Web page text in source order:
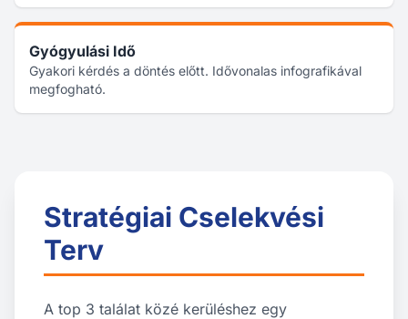
Gyógyulási Idő
Gyakori kérdés a döntés előtt. Idővonalas infografikával
megfogható.
Stratégiai Cselekvési
Terv
A top 3 találat közé kerüléshez egy